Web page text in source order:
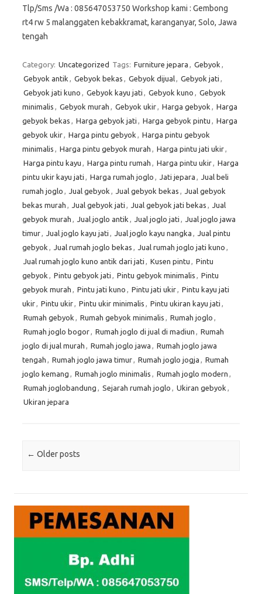
Tlp/Sms /Wa : 085647053750 Workshop kami : Gembong
rt4 rw 5 malanggaten kebakkramat, karanganyar, Solo, Jawa
tengah
Category: Uncategorized Tags: Furniture jepara , Gebyok ,
Gebyok antik , Gebyok bekas , Gebyok dijual, Gebyok jati ,
Gebyok jati kuno , Gebyok kayu jati , Gebyok kuno , Gebyok
minimalis , Gebyok murah , Gebyok ukir, Harga gebyok , Harga
gebyok bekas , Harga gebyok jati , Harga gebyok pintu , Harga
gebyok ukir, Harga pintu gebyok , Harga pintu gebyok
minimalis , Harga pintu gebyok murah , Harga pintu jati ukir,
Harga pintu kayu , Harga pintu rumah , Harga pintu ukir, Harga
pintu ukir kayu jati , Harga rumah joglo , Jati jepara , Jual beli
rumah joglo , Jual gebyok , Jual gebyok bekas , Jual gebyok
bekas murah , Jual gebyok jati , Jual gebyok jati bekas , Jual
gebyok murah , Jual joglo antik , Jual joglo jati , Jual joglo jawa
timur, Jual joglo kayu jati , Jual joglo kayu nangka , Jual pintu
gebyok , Jual rumah joglo bekas , Jual rumah joglo jati kuno ,
Jual rumah joglo kuno antik dari jati , Kusen pintu , Pintu
gebyok , Pintu gebyok jati , Pintu gebyok minimalis , Pintu
gebyok murah , Pintu jati kuno , Pintu jati ukir, Pintu kayu jati
ukir, Pintu ukir, Pintu ukir minimalis , Pintu ukiran kayu jati ,
Rumah gebyok , Rumah gebyok minimalis , Rumah joglo ,
Rumah joglo bogor, Rumah joglo di jual di madiun , Rumah
joglo di jual murah , Rumah joglo jawa , Rumah joglo jawa
tengah , Rumah joglo jawa timur, Rumah joglo jogja , Rumah
joglo kemang , Rumah joglo minimalis , Rumah joglo modern ,
Rumah joglobandung , Sejarah rumah joglo , Ukiran gebyok ,
Ukiran jepara
Post navigation
← Older posts